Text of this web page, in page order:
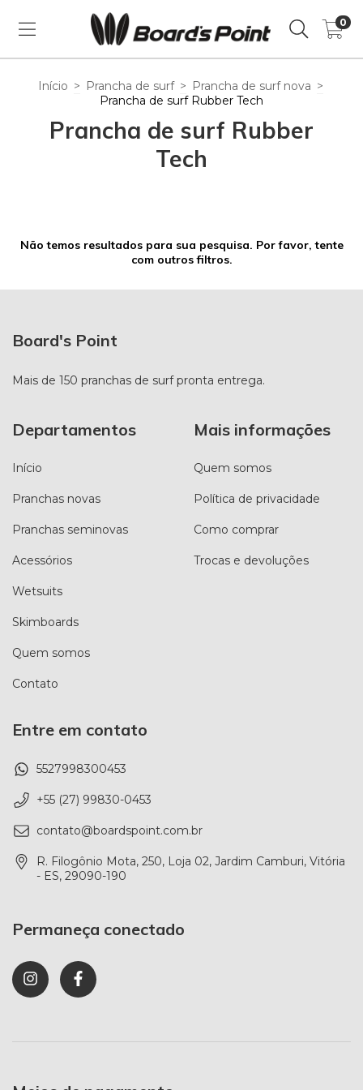
0
Início > Prancha de surf > Prancha de surf nova >
Prancha de surf Rubber Tech
Prancha de surf Rubber
Tech
Não temos resultados para sua pesquisa. Por favor, tente
com outros filtros.
Board's Point
Mais de 150 pranchas de surf pronta entrega.
Departamentos
Início
Pranchas novas
Pranchas seminovas
Acessórios
Wetsuits
Skimboards
Quem somos
Contato
Mais informações
Quem somos
Política de privacidade
Como comprar
Trocas e devoluções
Entre em contato
5527998300453
+55 (27) 99830-0453
contato@boardspoint.com.br
R. Filogônio Mota, 250, Loja 02, Jardim Camburi, Vitória
- ES, 29090-190
Permaneça conectado